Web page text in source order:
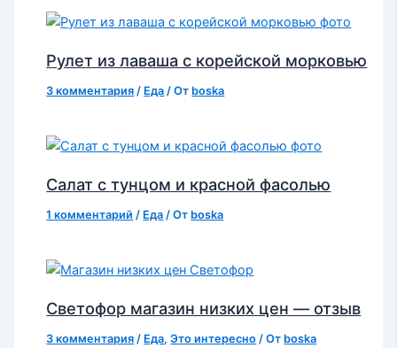
Рулет из лаваша с корейской морковью
3 комментария / Еда / От boska
Салат с тунцом и красной фасолью
1 комментарий / Еда / От boska
Светофор магазин низких цен — отзыв
3 комментария / Еда,Это интересно / От boska